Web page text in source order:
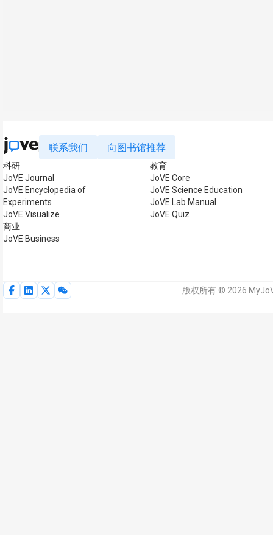
联系我们 向图书馆推荐
科研
JoVE Journal
JoVE Encyclopedia of
Experiments
JoVE Visualize
商业
JoVE Business
教育
JoVE Core
JoVE Science Education
JoVE Lab Manual
JoVE Quiz
版权所有 © 2026